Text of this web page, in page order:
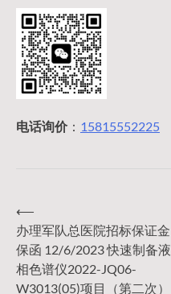
电话询价： 15815552225
文
章
⟵
办理军队总医院招标保证金
保函 12/6/2023 快速制备液
相色谱仪2022-JQ06-
W3013(05)项目（第二次）